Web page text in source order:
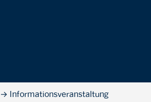
→ Informationsveranstaltung